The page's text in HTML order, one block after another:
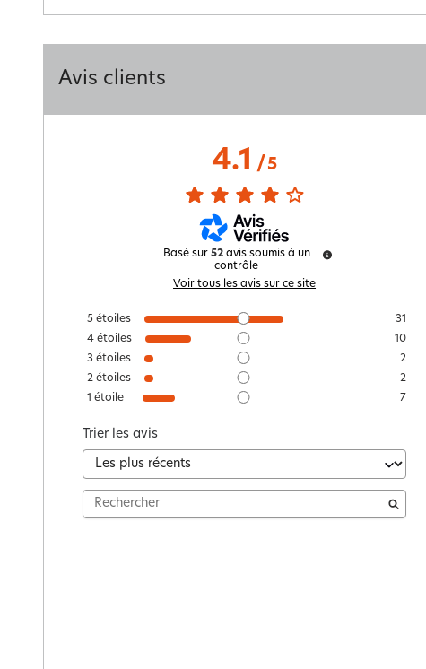
Avis clients
4.1/ 5
Basé sur 52 avis soumis à un
contrôle
Voir tous les avis sur ce site
5 étoiles
31
4 étoiles
10
3 étoiles
2
2 étoiles
2
1 étoile 7
Trier les avis